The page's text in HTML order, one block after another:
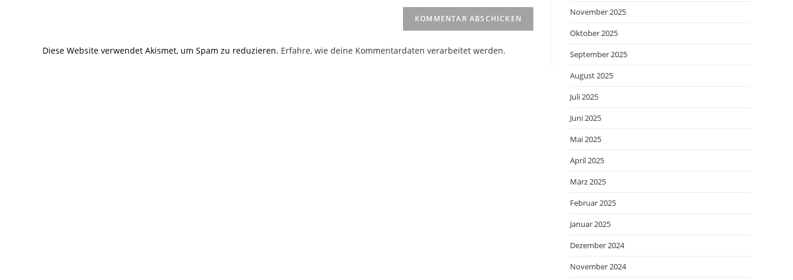
ein
ein
Diese Website verwendet Akismet, um Spam zu reduzieren. Erfahre, wie deine Kommentardaten verarbeitet werden.
November 2025
Oktober 2025
September 2025
August 2025
Juli 2025
Juni 2025
Mai 2025
April 2025
März 2025
Februar 2025
Januar 2025
Dezember 2024
November 2024